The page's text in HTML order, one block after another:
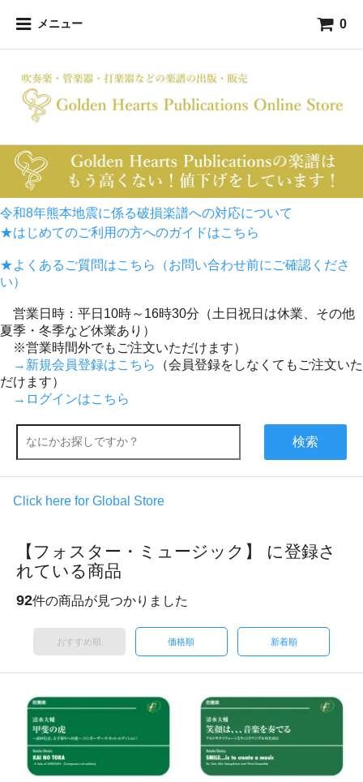
メニュー 0
令和8年熊本地震に係る破損楽譜への対応について
★はじめてのご利用の方へのガイドはこちら
★よくあるご質問はこちら（お問い合わせ前にご確認くださ
い）
営業日時：平日10時～16時30分（土日祝日は休業、その他
夏季・冬季など休業あり）
※営業時間外でもご注文いただけます）
→新規会員登録はこちら
（会員登録をしなくてもご注文いた
だけます）
→ログインはこちら
検索
Click here for Global Store
【フォスター・ミュージック】 に登録さ
れている商品
92件の商品が見つかりました
おすすめ順 価格順 新着順